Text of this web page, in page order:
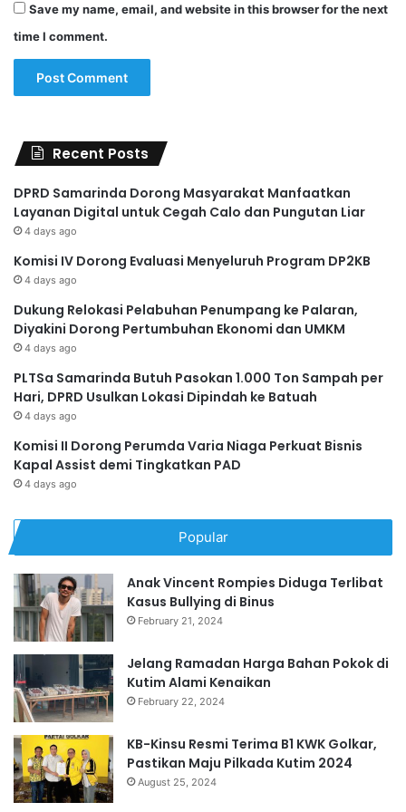
Save my name, email, and website in this browser for the next
time I comment.
Recent Posts
DPRD Samarinda Dorong Masyarakat Manfaatkan
Layanan Digital untuk Cegah Calo dan Pungutan Liar
4 days ago
Komisi IV Dorong Evaluasi Menyeluruh Program DP2KB
4 days ago
Dukung Relokasi Pelabuhan Penumpang ke Palaran,
Diyakini Dorong Pertumbuhan Ekonomi dan UMKM
4 days ago
PLTSa Samarinda Butuh Pasokan 1.000 Ton Sampah per
Hari, DPRD Usulkan Lokasi Dipindah ke Batuah
4 days ago
Komisi II Dorong Perumda Varia Niaga Perkuat Bisnis
Kapal Assist demi Tingkatkan PAD
4 days ago
Popular
Anak Vincent Rompies Diduga Terlibat
Kasus Bullying di Binus
February 21, 2024
Jelang Ramadan Harga Bahan Pokok di
Kutim Alami Kenaikan
February 22, 2024
KB-Kinsu Resmi Terima B1 KWK Golkar,
Pastikan Maju Pilkada Kutim 2024
August 25, 2024